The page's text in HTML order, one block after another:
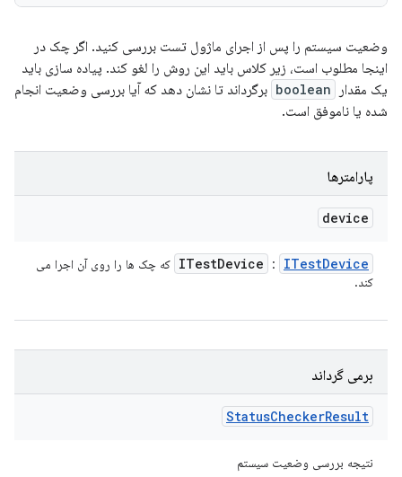
وضعیت سیستم را پس از اجرای ماژول تست بررسی کنید. اگر چک در
اینجا مطلوب است، زیر کلاس باید این روش را لغو کند. پیاده سازی باید
یک مقدار
boolean برگرداند تا نشان دهد که آیا بررسی وضعیت انجام
شده یا ناموفق است.
پارامترها
device
ITestDevice : ITestDevice
که چک ها را روی آن اجرا می
کند.
برمی گرداند
StatusCheckerResult
نتیجه بررسی وضعیت سیستم